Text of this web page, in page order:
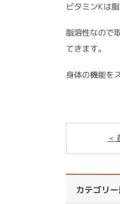
ビタミンKは
脂溶性なので
てきます。
身体の機能を
カテゴリ